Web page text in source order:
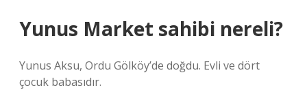
Yunus Market sahibi nereli?
Yunus Aksu, Ordu Gölköy’de doğdu. Evli ve dört
çocuk babasıdır.